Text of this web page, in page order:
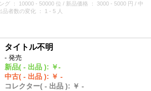
グ ： 10000 - 50000 位 / 新品価格 ： 3000 - 5000 円 / 中
品者数の変化 ： 1 - 5 人
タイトル不明
- 発売
新品( - 出品 ): ￥-
中古( - 出品 ): ￥ -
コレクター( - 出品 ): ￥ -